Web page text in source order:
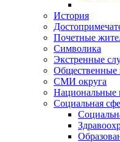
История
Почетные
Символика
Экстренные
Общественные
СМИ округа
Национальные
Социальная